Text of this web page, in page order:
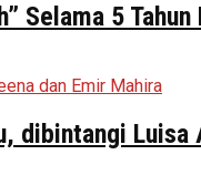
Selama 5
Luisa